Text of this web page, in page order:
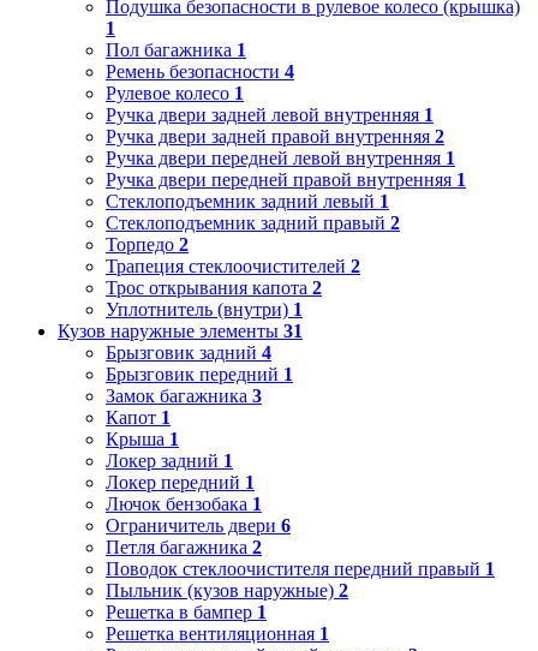
Подушка безопасности в рулевое колесо (крышка)
1
Пол багажника 1
Ремень безопасности 4
Рулевое колесо 1
Ручка двери задней левой внутренняя 1
Ручка двери задней правой внутренняя 2
Ручка двери передней левой внутренняя 1
Ручка двери передней правой внутренняя 1
Стеклоподъемник задний левый 1
Стеклоподъемник задний правый 2
Торпедо 2
Трапеция стеклоочистителей 2
Трос открывания капота 2
Уплотнитель (внутри) 1
Кузов наружные элементы 31
Брызговик задний 4
Брызговик передний 1
Замок багажника 3
Капот 1
Крыша 1
Локер задний 1
Локер передний 1
Лючок бензобака 1
Ограничитель двери 6
Петля багажника 2
Поводок стеклоочистителя передний правый 1
Пыльник (кузов наружные) 2
Решетка в бампер 1
Решетка вентиляционная 1